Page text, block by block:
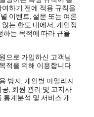
하기 전에 적용 규칙을
이벤트, 설문 또는 여론
는 한도 내에서, 개인정
하는 목적에 따라 규율
으로 가입하신 고객님
적을 위해 이용합니다.
방지, 개인별 마일리지
, 회원 관리 및 고지사
통계분석 및 서비스 개